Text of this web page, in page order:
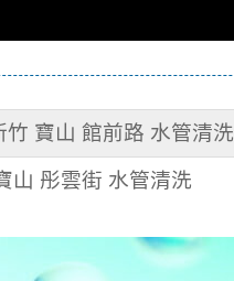
寶山 館前路 水管清洗
山 彤雲街 水管清洗